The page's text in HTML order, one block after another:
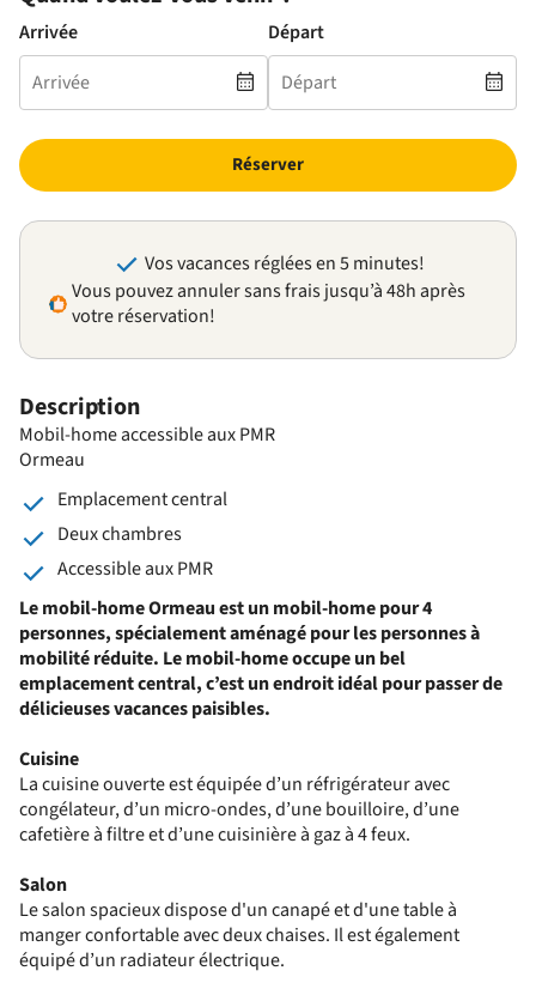
Description
Mobil-home accessible aux PMR
Ormeau
Emplacement central
Deux chambres
Accessible aux PMR
Le mobil-home Ormeau est un mobil-home pour 4
personnes, spécialement aménagé pour les personnes à
mobilité réduite. Le mobil-home occupe un bel
emplacement central, c’est un endroit idéal pour passer de
délicieuses vacances paisibles.
Cuisine
La cuisine ouverte est équipée d’un réfrigérateur avec
congélateur, d’un micro-ondes, d’une bouilloire, d’une
cafetière à filtre et d’une cuisinière à gaz à 4 feux.
Salon
Le salon spacieux dispose d'un canapé et d'une table à
manger confortable avec deux chaises. Il est également
équipé d’un radiateur électrique.
Arrivée Départ
Réserver
Vos vacances réglées en 5 minutes!
Vous pouvez annuler sans frais jusqu’à 48h après
votre réservation!